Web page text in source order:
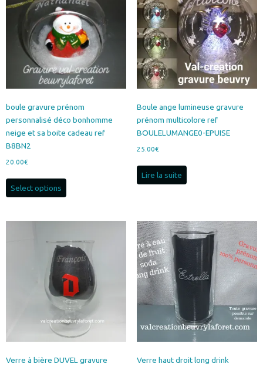
boule gravure prénom
personnalisé déco bonhomme
neige et sa boite cadeau ref
B8BN2
20.00€
Select options
Boule ange lumineuse gravure
prénom multicolore ref
BOULELUMANGE0-EPUISE
25.00€
Lire la suite
Verre à bière DUVEL gravure Verre haut droit long drink